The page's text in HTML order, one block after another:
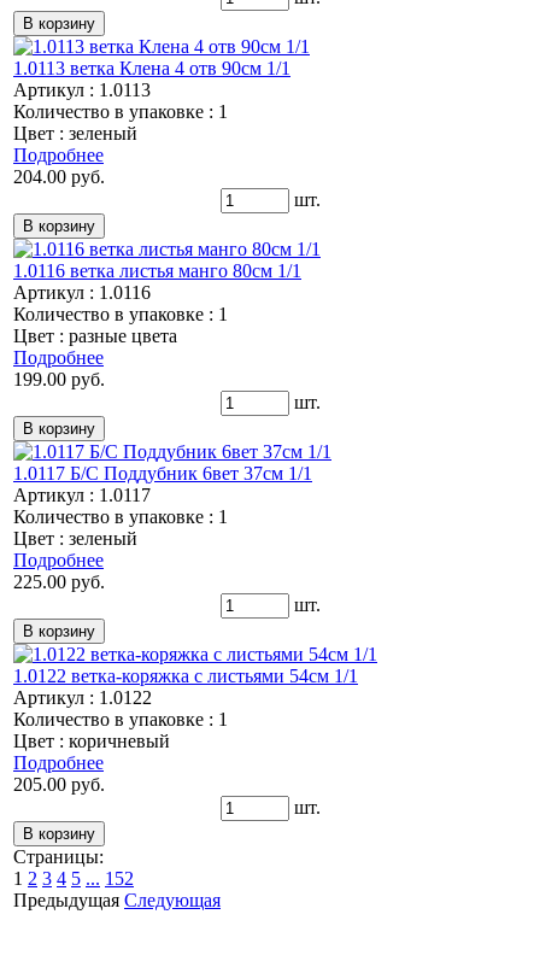
1.0113 ветка Клена 4 отв 90см 1/1
Артикул : 1.0113
Количество в упаковке : 1
Цвет : зеленый
Подробнее
204.00 руб.
шт.
1.0116 ветка листья манго 80см 1/1
Артикул : 1.0116
Количество в упаковке : 1
Цвет : разные цвета
Подробнее
199.00 руб.
шт.
1.0117 Б/С Поддубник 6вет 37см 1/1
Артикул : 1.0117
Количество в упаковке : 1
Цвет : зеленый
Подробнее
225.00 руб.
шт.
1.0122 ветка-коряжка с листьями 54см 1/1
Артикул : 1.0122
Количество в упаковке : 1
Цвет : коричневый
Подробнее
205.00 руб.
шт.
Страницы:
1 2 3 4 5 ... 152
Предыдущая Следующая